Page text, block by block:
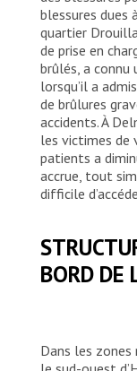
blessures dues
quartier
de prise en
brûlés, a connu
lorsqu’il a
de brûlures
accidents. À
les victimes de
patients a
accrue, tout
difficile
BORD DE
Dans les